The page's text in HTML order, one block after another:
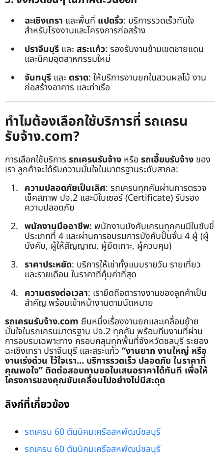
ฉะเชิงเทรา และพื้นที่ แปดริ้ว: บริการรวดเร็วทันใจ
สำหรับโรงงานและโครงการก่อสร้าง
ปราจีนบุรี และสระแก้ว: รองรับงานข้ามเขตชายแดน
และนิคมอุตสาหกรรมใหม่
จันทบุรี และ ตราด: ให้บริการงานยกในสวนผลไม้ งาน
ก่อสร้างอาคาร และท่าเรือ
ทำไมต้องเลือกใช้บริการที่ รถเครน
รับจ้าง.com?
การเลือกใช้บริการ รถเครนรับจ้าง หรือรถเฮี๊ยบรับจ้าง ของ
เรา ลูกค้าจะได้รับความมั่นใจในมาตรฐานระดับสากล:
ความปลอดภัยเป็นเลิศ: รถเครนทุกคันผ่านการตรวจ
เช็คสภาพ ปจ.2 และมีใบเซอร์ (Certificate) รับรอง
ความปลอดภัย
พนักงานมืออาชีพ: พนักงานบังคับเครนทุกคนมีใบขับขี่
ประเภทที่ 4 และผ่านการอบรมการบังคับปั้นจั่น 4 ผู้ (ผู้
บังคับ, ผู้ให้สัญญาณ, ผู้ยึดเกาะ, ผู้ควบคุม)
ราคาประหยัด: บริการให้เช่าทั้งแบบรายวัน รายเที่ยว
และรายเดือน ในราคาที่คุ้มค่าที่สุด
ความตรงต่อเวลา: เรายึดถือตารางงานของลูกค้าเป็น
สำคัญ พร้อมเข้าหน้างานตามนัดหมาย
รถเครนรับจ้าง.com ยืนหนึ่งเรื่องงานยกและเคลื่อนย้าย
มั่นใจในรถเครนมาตรฐาน ปจ.2 ทุกคัน พร้อมทีมงานที่ผ่าน
การอบรมเฉพาะทาง ครอบคลุมทุกพื้นที่จังหวัดชลบุรี ระยอง
ฉะเชิงเทรา ปราจีนบุรี และสระแก้ว “งานยาก งานใหญ่ หรือ
งานเร่งด่วน ไว้ใจเรา… บริการรวดเร็ว ปลอดภัย ในราคาที่
คุณพอใจ” ติดต่อสอบถามขอใบเสนอราคาได้ทันที เพื่อให้
โครงการของคุณขับเคลื่อนไปอย่างไม่มีสะดุด
ลิงก์ที่เกี่ยวข้อง
รถเครน 60 ตันนิคมเครือสหพัฒน์ชลบุรี
รถเครน 60 ตันนิคมเครือสหพัฒน์ชลบุรี